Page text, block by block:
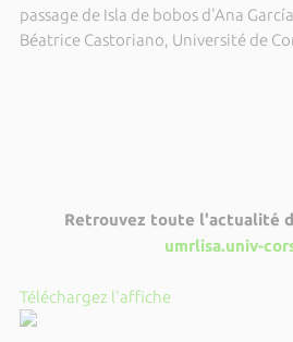
passage de Isla de bobos d'Ana
Béatrice Castoriano, Université de
Retrouvez toute l'actualité
umrlisa.univ-
Téléchargez l'affiche